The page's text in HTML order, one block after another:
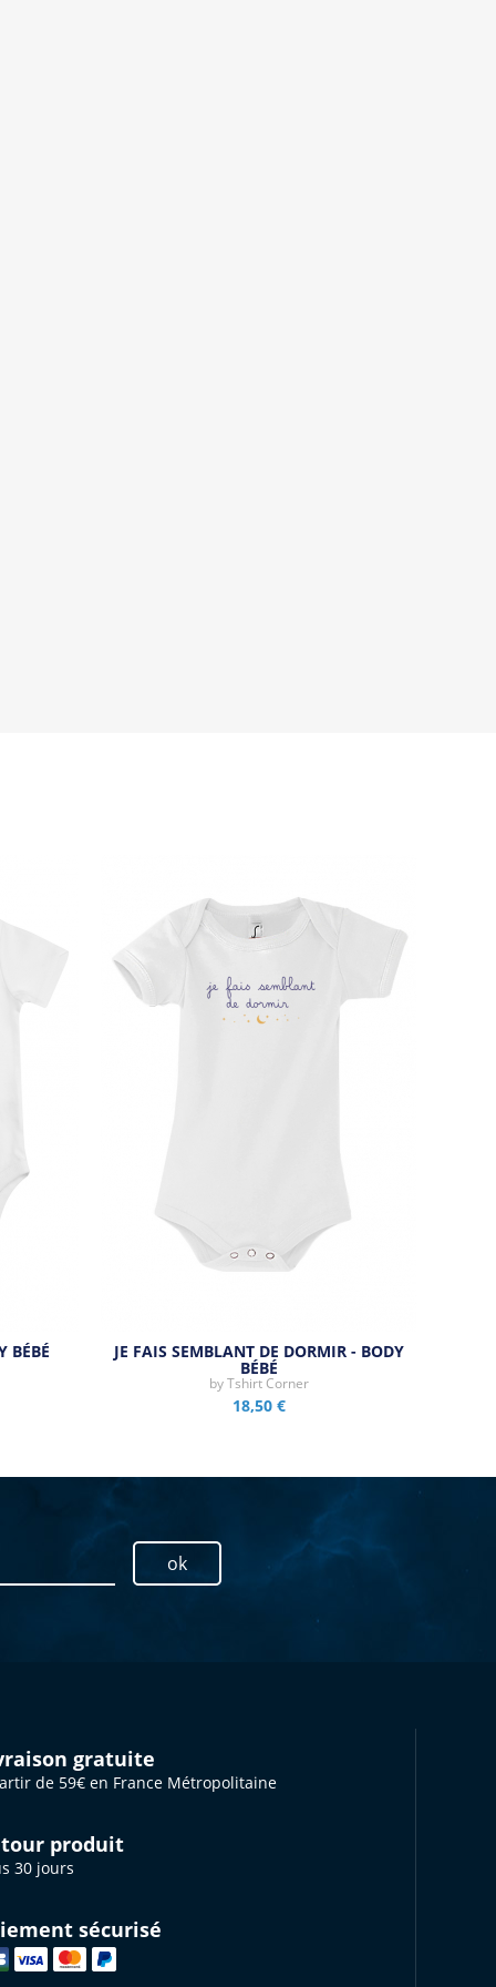
BÉBÉ JE FAIS SEMBLANT DE DORMIR - BODY
BÉBÉ
byTshirt Corner
18,50 €
ok
gratuite
de 59€ en France Métropolitaine
produit
30 jours
sécurisé